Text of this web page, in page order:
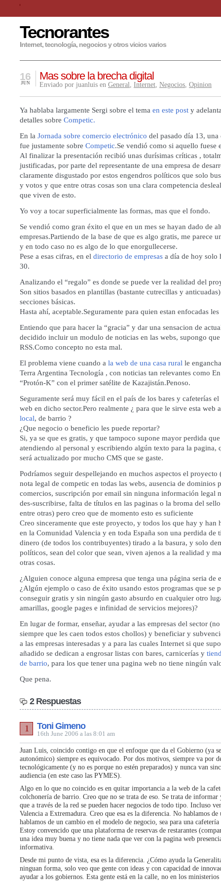
Tecnorantes
Internet, tecnología, negocios y otros vicios varios
Mas sobre la brecha digital
16
JUN Enviado por juanluis en General, Internet, Negocios, Opinion
Ya hablaba largamente Sergi sobre el tema en este post y
detalles sobre Competic.
En la Jornada sobre comercio electrónico del pasado día 13, una
fue justamente sobre Competic.Se vendió como si aquello fuese
Al finalizar la presentación recibió unas durísimas críticas ,
justificadas, por parte del representante de una empresa de
claramente disgustado por estos engendros políticos que solo
y votos y que entre otras cosas son una clara competencia
que viven de esto.
Yo voy a tocar superficialmente las formas, mas que el fondo.
Se vendió como gran éxito el que en un mes se hayan dado de
empresas.Partiendo de la base de que es algo gratis, me parece
y en todo caso no es algo de lo que enorgullecerse.
Pese a esas cifras, en el directorio de empresas a día de hoy solo
30.
Analizando el “regalo” es donde se puede ver la realidad del
Son sitios basados en plantillas (bastante cutrecillas y
secciones básicas.
Hasta ahí, aceptable.Seguramente para quien estan enfocadas les
Entiendo que para hacer la “gracia” y dar una sensacion de
decidido incluir un modulo de noticias en las webs, supongo
RSS.Como concepto no esta mal.
El problema viene cuando a la web de una casa rural le
Terra Argentina Tecnología , con noticias tan relevantes como
“Protón-K” con el primer satélite de Kazajistán.Penoso.
Seguramente será muy fácil en el país de los bares y cafeterías
web en dicho sector.Pero realmente ¿ para que le sirve esta web
local, de barrio ?
¿Que negocio o beneficio les puede reportar?
Si, ya se que es gratis, y que tampoco supone mayor perdida
atendiendo al personal y escribiendo algún texto para la pagina,
será actualizado por mucho CMS que se gaste.
Podríamos seguir despellejando en muchos aspectos el
nota legal de competic en todas las webs, ausencia de dominios
comercios, suscripción por email sin ninguna información legal
des-suscribirse, falta de títulos en las paginas o la broma del
entre otras) pero creo que de momento esto es suficiente
Creo sinceramente que este proyecto, y todos los que hay y han
en la Comunidad Valencia y en toda España son una perdida de
dinero (de todos los contribuyentes) tirado a la basura, y solo
políticos, sean del color que sean, viven ajenos a la realidad y
otras cosas.
¿Alguien conoce alguna empresa que tenga una página seria de
¿Algún ejemplo o caso de éxito usando estos programas que se
conseguir gratis y sin ningún gasto absurdo en cualquier otro
amarillas, google pages e infinidad de servicios mejores)?
En lugar de formar, enseñar, ayudar a las empresas del sector
siempre que les caen todos estos chollos) y beneficiar y
a las empresas interesadas y a para las cuales Internet si que
añadido se dedican a engrosar listas con bares, carnicerías y
de barrio, para los que tener una pagina web no tiene ningún
Que pena.
2 Respuestas
Toni Gimeno
16th June 2006 a las 8:01 am
1
Juan Luis, coincido contigo en que el enfoque que da el Gobierno (ya
autonómico) siempre es equivocado. Por dos motivos, siempre va por
tecnológicamente (y no es porque no estén preparados) y nunca van
audiencia (en este caso las PYMES).
Algo en lo que no coincido es en quitar importancia a la web de la
colchonería de barrio. Creo que no se trata de eso. Se trata de informar
que a través de la red se pueden hacer negocios de todo tipo. Incluso
Valencia a Extremadura. Creo que esa es la diferencia. No hablamos de
hablamos de un cambio en el modelo de negocio, sea para una
Estoy convencido que una plataforma de reservas de restarantes
una idea muy buena y no tiene nada que ver con la pagina web
informativa.
Desde mi punto de vista, esa es la diferencia. ¿Cómo ayuda la
ninguan forma, solo veo que gente con ideas y con capacidad de
ayudar a los gobiernos. Esta gente está en la calle, no en los